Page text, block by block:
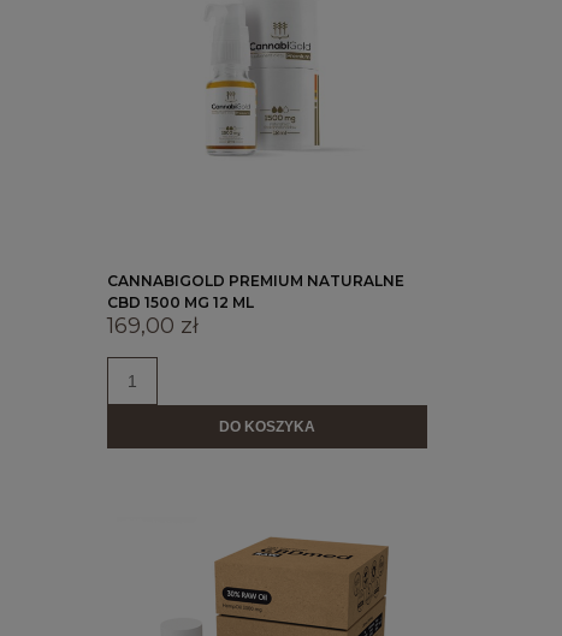
CANNABIGOLD PREMIUM NATURALNE
CBD 1500 MG 12 ML
169,00 zł
DO KOSZYKA